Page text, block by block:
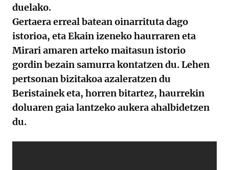
duelako.
Gertaera erreal batean oinarrituta dago
istorioa, eta Ekain izeneko haurraren eta
Mirari amaren arteko maitasun istorio
gordin bezain samurra kontatzen du. Lehen
pertsonan bizitakoa azaleratzen du
Beristainek eta, horren bitartez, haurrekin
doluaren gaia lantzeko aukera ahalbidetzen
du.